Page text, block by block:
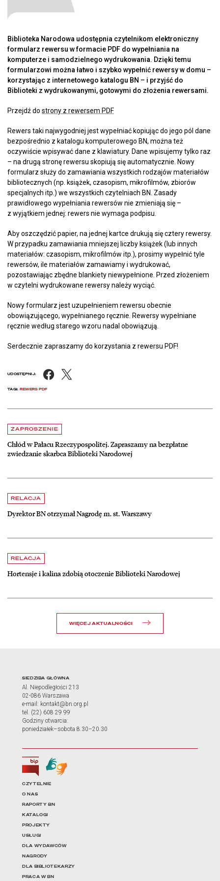
Biblioteka Narodowa udostępnia czytelnikom elektroniczny
formularz rewersu w formacie PDF do wypełniania na
komputerze i samodzielnego wydrukowania. Dzięki temu
formularzowi można łatwo i szybko wypełnić rewersy w domu –
korzystając z internetowego katalogu BN – i przyjść do
Biblioteki z wydrukowanymi, gotowymi do złożenia rewersami.
Przejdź do strony z rewersem PDF
Rewers taki najwygodniej jest wypełniać kopiując do jego pól dane
bezpośrednio z katalogu komputerowego BN, można też
oczywiście wpisywać dane z klawiatury. Dane wpisujemy tylko raz
– na drugą stronę rewersu skopiują się automatycznie. Nowy
formularz służy do zamawiania wszystkich rodzajów materiałów
bibliotecznych (np. książek, czasopism, mikrofilmów, zbiorów
specjalnych itp.) we wszystkich czytelniach BN. Zasady
prawidłowego wypełniania rewersów nie zmieniają się –
z wyjątkiem jednej: rewers nie wymaga podpisu.
Aby oszczędzić papier, na jednej kartce drukują się cztery rewersy.
W przypadku zamawiania mniejszej liczby książek (lub innych
materiałów: czasopism, mikrofilmów itp.), prosimy wypełnić tyle
rewersów, ile materiałów zamawiamy i wydrukować,
pozostawiając zbędne blankiety niewypełnione. Przed złożeniem
w czytelni wydrukowane rewersy należy wyciąć.
Nowy formularz jest uzupełnieniem rewersu obecnie
obowiązującego, wypełnianego ręcznie. Rewersy wypełniane
ręcznie według starego wzoru nadal obowiązują.
Serdecznie zapraszamy do korzystania z rewersu PDF!
UDOSTĘPNIJ: Facebook
TAGI: REWERS PDF
Aktualności
ZAPROSZENIE
Chłód w Pałacu Rzeczypospolitej. Zapraszamy na bezpłatne
zwiedzanie skarbca Biblioteki Narodowej
czytaj więcej o Chłód w Pałacu Rzeczypospolitej. Zapraszamy na
RELACJA
Dyrektor BN otrzymał Nagrodę m. st. Warszawy
czytaj więcej o Dyrektor BN otrzymał Nagrodę m. st. Warszawy
RELACJA
Hortensje i kalina zdobią otoczenie Biblioteki Narodowej
czytaj więcej o Hortensje i kalina zdobią otoczenie Biblioteki
WIĘCEJ AKTUALNOŚCI
Adres oraz godziny
SIEDZIBA GŁÓWNA
Al. Niepodległości 213
02-086 Warszawa
e-mail: kontakt@bn.org.pl
tel. (22) 608 29 99
Godziny otwarcia:
poniedziałek–sobota 8.30–20.30
Biuletyn Informacji Publicznej
Tłumacz języka migowego
Linki do najważniejszych
CZYTELNIE
O NAS
RAPORTY BN
KATALOGI
PROJEKTY
USŁUGI
DLA WYDAWCÓW
NAGRODY
DLA BIBLIOTEKARZY
PRACA W BN